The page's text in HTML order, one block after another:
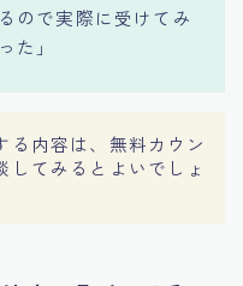
ので実際に受けてみ
た」
る内容は、無料カウン
してみるとよいでしょ